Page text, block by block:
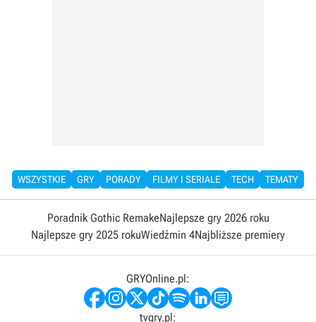
WSZYSTKIE GRY PORADY FILMY I SERIALE TECH TEMATY
Poradnik Gothic RemakeNajlepsze gry 2026 roku
Najlepsze gry 2025 rokuWiedźmin 4Najbliższe premiery
GRYOnline.pl:
tvgry.pl: